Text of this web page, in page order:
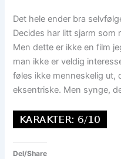
Det hele ender bra
Decides har litt sjarm som
Men dette er ikke en film
man ikke er veldig
føles ikke menneskelig ut,
eksentriske. Men synge,
Del/Share